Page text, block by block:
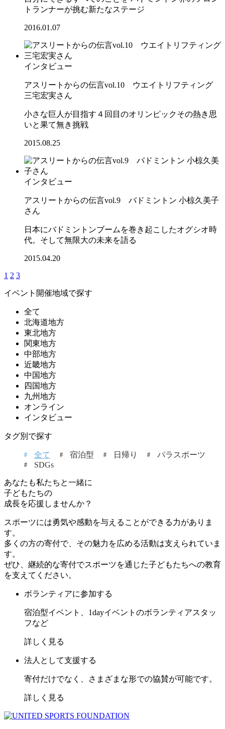
トランナーが挑む新たなステージ
2016.01.07
インタビュー
アスリートからの伝言vol.10 ウエイトリフティング
三宅宏実さん
小さな巨人が目指す４回目のオリンピックその熱き思
いと果て無き挑戦
2015.08.25
インタビュー
アスリートからの伝言vol.9 バドミントン 小椋久美子
さん
日本にバドミントンブームを巻き起こしたオグシオ時
代。そして無限大の未来を語る
2015.04.20
1 2 3
イベント開催地域で探す
全て
北海道地方
東北地方
関東地方
中部地方
近畿地方
中国地方
四国地方
九州地方
オンライン
インタビュー
タグ別で探す
全て 宿泊型 日帰り
パラスポーツ
SDGs
あなたも私たちと一緒に
子どもたちの
成長を応援しませんか？
スポーツには勇気や感動を与えることができる力がありま
す。
多くの方の寄付で、その魅力を広める活動は支えられていま
す。
ぜひ、継続的な寄付でスポーツを通じた子どもたちへの教育
を支えてください。
ボランティアに参加する
宿泊型イベント、1dayイベントのボランティアスタッ
フなど
詳しく見る
法人として支援する
寄付だけでなく、さまざまな形での協賛が可能です。
詳しく見る